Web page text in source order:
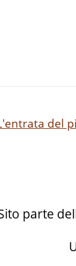
del
parte